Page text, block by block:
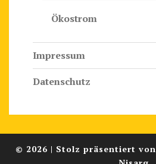
Ökostrom
Impressum
Datenschutz
© 2026 | Stolz präsentiert von